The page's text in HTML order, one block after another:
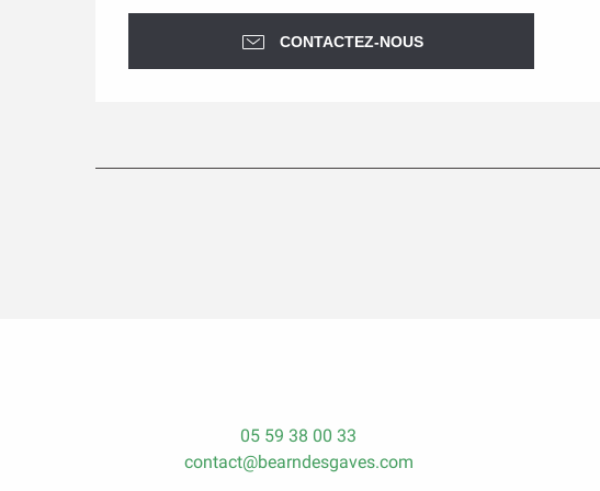
CONTACTEZ-NOUS
05 59 38 00 33
contact@bearndesgaves.com